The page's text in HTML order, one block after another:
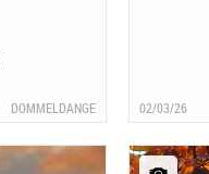
DOMMELDANGE 02/03/26